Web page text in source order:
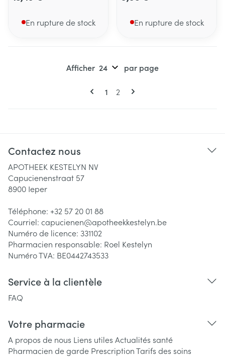
En rupture de stock En rupture de stock
Pages
Vous lisez actuellement la page
1 Page
2
Afficher par page
Contactez nous
APOTHEEK KESTELYN NV
Capucienenstraat 57
8900 Ieper
Téléphone: +32 57 20 01 88
Courriel: capucienen@apotheekkestelyn.be
Numéro de licence: 331102
Pharmacien responsable: Roel Kestelyn
Numéro TVA: BE0442743533
Service à la clientèle
FAQ
Votre pharmacie
A propos de nous Liens utiles Actualités santé
Pharmacien de garde PrescriptionTarifs des soins